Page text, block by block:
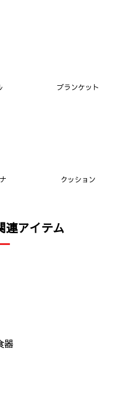
ブランケット
クッション
連アイテム
器